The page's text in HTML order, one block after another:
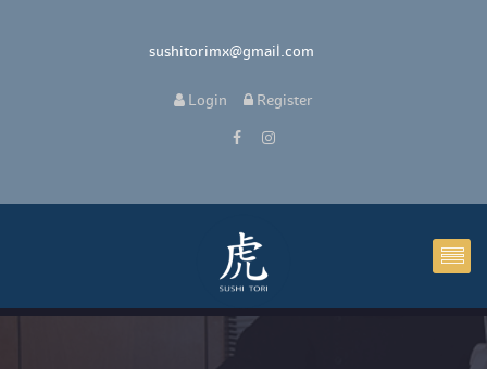
sushitorimx@gmail.com
Login Register